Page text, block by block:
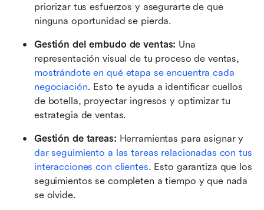
priorizar tus esfuerzos y asegurarte de que
ninguna oportunidad se pierda.
Gestión del embudo de ventas: Una
mostrándote en qué etapa se encuentra cada
negociación. Esto te ayuda a identificar cuellos
de botella, proyectar ingresos y optimizar tu
estrategia de ventas.
Gestión de tareas:
dar seguimiento a las tareas relacionadas con tus
interacciones con clientes. Esto garantiza que los
seguimientos se completen a tiempo y que nada
se olvide.